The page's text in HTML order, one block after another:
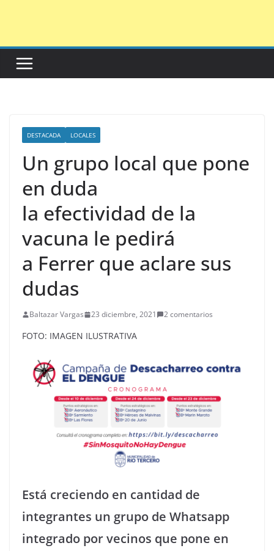
DESTACADA LOCALES
Un grupo local que pone
en duda
la efectividad de la
vacuna le pedirá
a Ferrer que aclare sus
dudas
Baltazar Vargas 23 diciembre, 2021 2 comentarios
FOTO: IMAGEN ILUSTRATIVA
Está creciendo en cantidad de
integrantes un grupo de Whatsapp
integrado por vecinos que pone en